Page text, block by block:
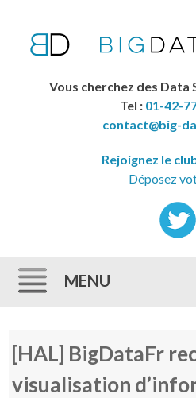
Vous cherchez des Data
Tel : 01-42-
contact@big-
Rejoignez le
Déposez
MENU
[HAL] BigDataFr
visualisation